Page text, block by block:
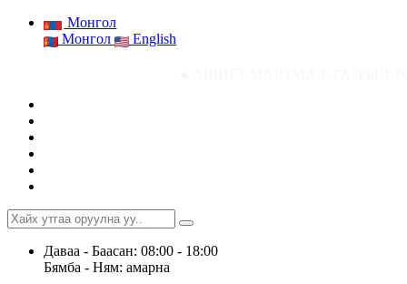
Монгол
Монгол
English
Даваа - Баасан: 08:00 - 18:00
Бямба - Ням: амарна